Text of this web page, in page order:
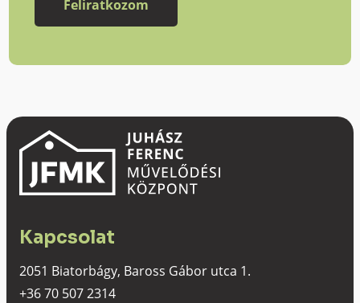
Kapcsolat
2051 Biatorbágy, Baross Gábor utca 1.
+36 70 507 2314